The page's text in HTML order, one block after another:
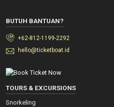
BUTUH BANTUAN?
+62-812-1199-2292
hello@ticketboat.id
TOURS & EXCURSIONS
Snorkeling